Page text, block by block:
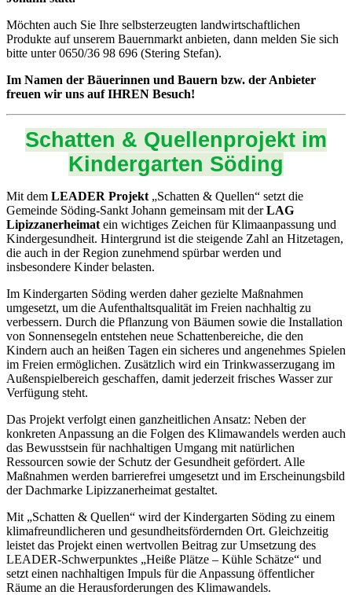
Möchten auch Sie Ihre selbsterzeugten landwirtschaftlichen
Produkte auf unserem Bauernmarkt anbieten, dann melden Sie sich
bitte unter 0650/36 98 696 (Stering Stefan).
Im Namen der Bäuerinnen und Bauern bzw. der Anbieter
freuen wir uns auf IHREN Besuch!
Schatten & Quellenprojekt im
Kindergarten Söding
Mit dem LEADER Projekt „Schatten & Quellen“ setzt die
Gemeinde Söding-Sankt Johann gemeinsam mit derLAG
Lipizzanerheimat ein wichtiges Zeichen für Klimaanpassung und
Kindergesundheit. Hintergrund ist die steigende Zahl an Hitzetagen,
die auch in der Region zunehmend spürbar werden und
insbesondere Kinder belasten.
Im Kindergarten Söding werden daher gezielte Maßnahmen
umgesetzt, um die Aufenthaltsqualität im Freien nachhaltig zu
verbessern. Durch die Pflanzung von Bäumen sowie die Installation
von Sonnensegeln entstehen neue Schattenbereiche, die den
Kindern auch an heißen Tagen ein sicheres und angenehmes Spielen
im Freien ermöglichen. Zusätzlich wird ein Trinkwasserzugang im
Außenspielbereich geschaffen, damit jederzeit frisches Wasser zur
Verfügung steht.
Das Projekt verfolgt einen ganzheitlichen Ansatz: Neben der
konkreten Anpassung an die Folgen des Klimawandels werden auch
das Bewusstsein für nachhaltigen Umgang mit natürlichen
Ressourcen sowie der Schutz der Gesundheit gefördert. Alle
Maßnahmen werden barrierefrei umgesetzt und im Erscheinungsbild
der Dachmarke Lipizzanerheimat gestaltet.
Mit „Schatten & Quellen“ wird der Kindergarten Söding zu einem
klimafreundlicheren und gesundheitsfördernden Ort. Gleichzeitig
leistet das Projekt einen wertvollen Beitrag zur Umsetzung des
LEADER-Schwerpunktes „Heiße Plätze – Kühle Schätze“ und
setzt einen nachhaltigen Impuls für die Anpassung öffentlicher
Räume an die Herausforderungen des Klimawandels.